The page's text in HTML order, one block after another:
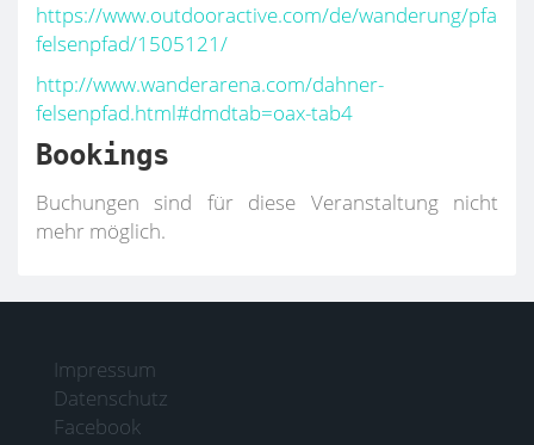
https://www.outdooractive.com/de/wanderung/pfalz/
felsenpfad/1505121/
http://www.wanderarena.com/dahner-
felsenpfad.html#dmdtab=oax-tab4
Bookings
Buchungen sind für diese Veranstaltung nicht
mehr möglich.
Impressum
Datenschutz
Facebook